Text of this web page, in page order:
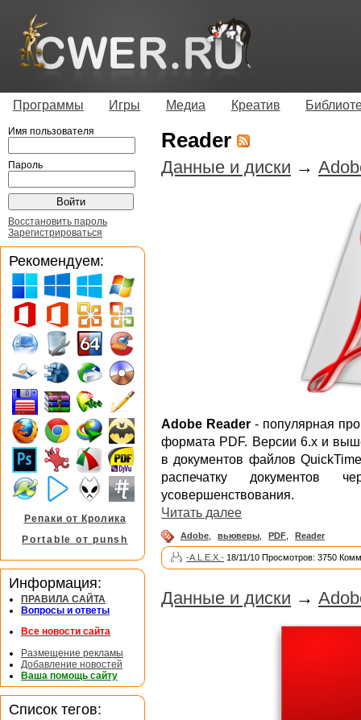
Программы Игры Медиа Креатив
Reader
Данные и диски →
Adobe Reader - популярная
формата PDF. Версии 6.x и
в документов файлов
распечатку документов
усовершенствования.
Читать далее
Adobe вьюверы PDF Reader
-A.L.E.X.- 18/11/10 Просмотров: 3750
Данные и диски →
Имя пользователя
Пароль
Восстановить пароль
Зарегистрироваться
Рекомендуем:
Репаки от Кролика
Portable от punsh
Информация:
ПРАВИЛА САЙТА
Вопросы и ответы
Все новости сайта
Размещение рекламы
Добавление новостей
Ваша помощь сайту
Список тегов: